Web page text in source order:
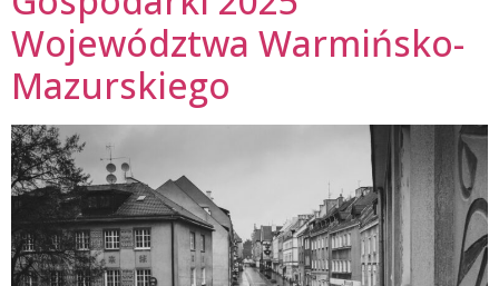
Województwa Warmińsko-
Mazurskiego